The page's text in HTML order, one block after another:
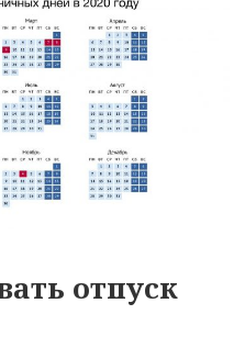
отпуск